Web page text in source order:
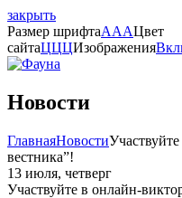
закрыть
Размер шрифтаAAAЦвет
сайтаЦЦЦИзображения
Новости
ГлавнаяНовости
вестника”!
13 июля, четверг
Участвуйте в онлайн-